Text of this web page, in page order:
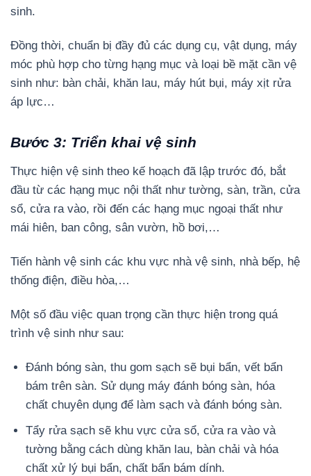
sinh.
Đồng thời, chuẩn bị đầy đủ các dụng cụ, vật dụng, máy
móc phù hợp cho từng hạng mục và loại bề mặt cần vệ
sinh như: bàn chải, khăn lau, máy hút bụi, máy xịt rửa
áp lực…
Bước 3: Triển khai vệ sinh
Thực hiện vệ sinh theo kế hoạch đã lập trước đó, bắt
đầu từ các hạng mục nội thất như tường, sàn, trần, cửa
sổ, cửa ra vào, rồi đến các hạng mục ngoại thất như
mái hiên, ban công, sân vườn, hồ bơi,…
Tiến hành vệ sinh các khu vực nhà vệ sinh, nhà bếp, hệ
thống điện, điều hòa,…
Một số đầu việc quan trọng cần thực hiện trong quá
trình vệ sinh như sau:
Đánh bóng sàn, thu gom sạch sẽ bụi bẩn, vết bẩn
bám trên sàn. Sử dụng máy đánh bóng sàn, hóa
chất chuyên dụng để làm sạch và đánh bóng sàn.
Tẩy rửa sạch sẽ khu vực cửa sổ, cửa ra vào và
tường bằng cách dùng khăn lau, bàn chải và hóa
chất xử lý bụi bẩn, chất bẩn bám dính.